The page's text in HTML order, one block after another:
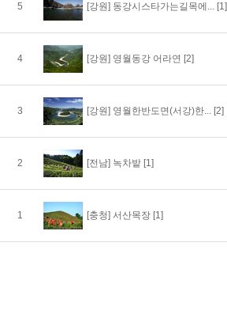
5 [강원] 동강시스타가는길목에... [1]
4 [강원] 영월동강 어라연 [2]
3 [강원] 영월한반도면(서강)한... [2]
2 [전남] 녹차밭 [1]
1 [충청] 서산목장 [1]